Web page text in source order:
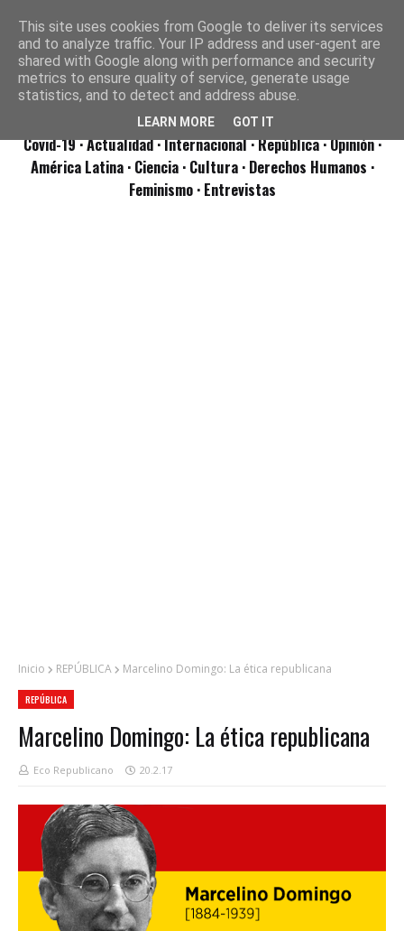
Covid-19· Actualidad· Internacional· República· Opinión·
América Latina · Ciencia · Cultura · Derechos Humanos ·
Feminismo · Entrevistas
Inicio REPÚBLICA Marcelino Domingo: La ética republicana
REPÚBLICA
Marcelino Domingo: La ética republicana
Eco Republicano 20.2.17
This site uses cookies from Google to deliver its services
and to analyze traffic. Your IP address and user-agent are
shared with Google along with performance and security
metrics to ensure quality of service, generate usage
statistics, and to detect and address abuse.
LEARN MORE GOT IT